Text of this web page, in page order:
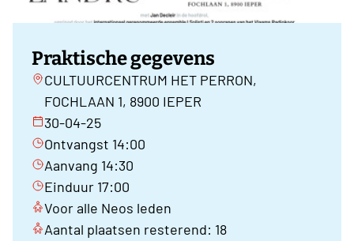
Praktische gegevens
CULTUURCENTRUM HET PERRON,
FOCHLAAN 1, 8900 IEPER
30-04-25
Ontvangst 14:00
Aanvang 14:30
Einduur 17:00
Voor alle Neos leden
Aantal plaatsen resterend: 18